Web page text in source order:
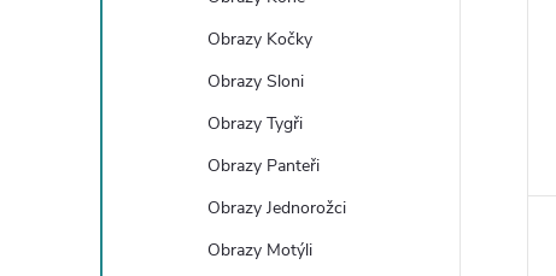
Obrazy Kočky
Obrazy Sloni
Obrazy Tygři
Obrazy Panteři
Obrazy Jednorožci
Obrazy Motýli